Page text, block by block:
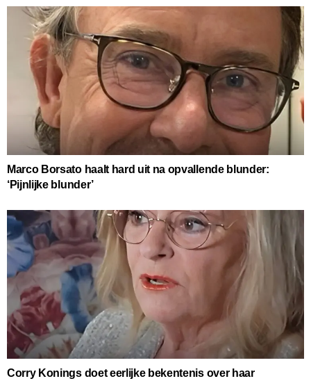
Marco Borsato haalt hard uit na opvallende blunder:
‘Pijnlijke blunder’
Corry Konings doet eerlijke bekentenis over haar